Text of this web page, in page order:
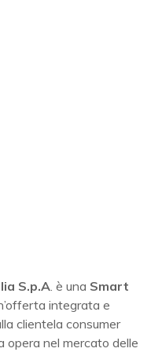
S.p.A. è una Smart
integrata e
clientela consumer
opera nel mercato delle